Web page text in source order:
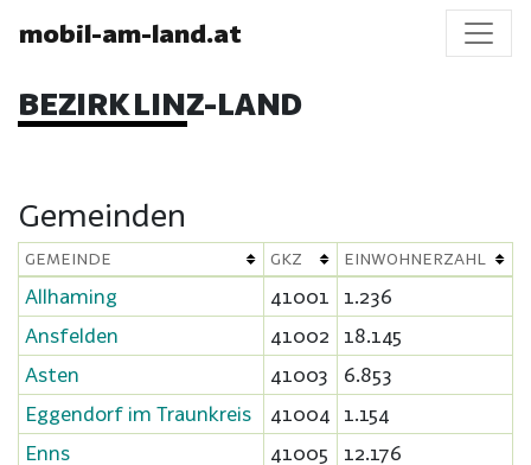
mobil-am-land.at
BEZIRK LINZ-LAND
Gemeinden
GEMEINDE GKZ EINWOHNERZAHL
Allhaming 41001
1.236
Ansfelden
41002
18.145
Asten
41003
6.853
Eggendorf im Traunkreis
41004
1.154
Enns
41005
12.176